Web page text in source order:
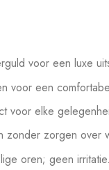
voor een luxe
voor een
voor elke
zonder zorgen over
oren; geen irritatie.